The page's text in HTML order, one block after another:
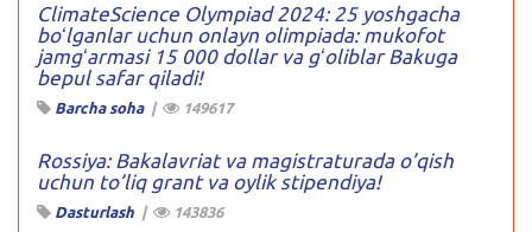
ClimateScience Olympiad 2024: 25 yoshgacha
boʻlganlar uchun onlayn olimpiada: mukofot
jamgʻarmasi 15 000 dollar va gʻoliblar Bakuga
bepul safar qiladi!
Barcha soha| 149617
Rossiya: Bakalavriat va magistraturada o’qish
uchun to’liq grant va oylik stipendiya!
Dasturlash | 143836